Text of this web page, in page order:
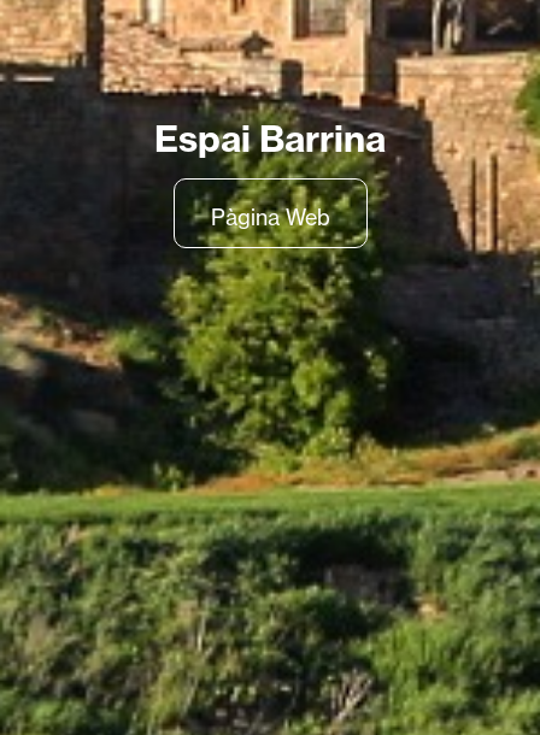
Espai Barrina
Pàgina Web